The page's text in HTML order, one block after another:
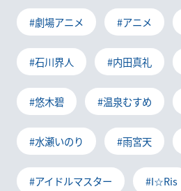
#劇場アニメ #アニメ
#石川界人 #内田真礼
#悠木碧 #温泉むすめ
#水瀬いのり #雨宮天
#アイドルマスター #I☆Ris